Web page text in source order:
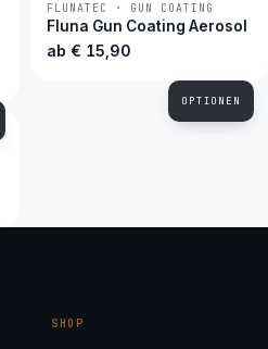
BESTSELLER
FLUNATEC · GUN COATING
Fluna Gun Coating Aerosol
ab € 15,90
OPTIONEN
SHOP